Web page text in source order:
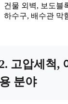
건물 외벽, 보도블
하수구, 배수관 막
고압세척,
분야